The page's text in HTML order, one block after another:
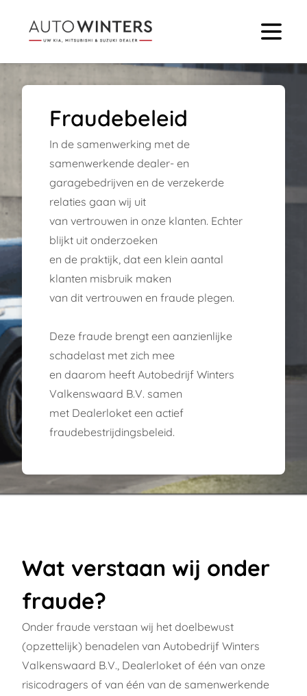
Fraudebeleid
In de samenwerking met de
samenwerkende dealer- en
garagebedrijven en de verzekerde
relaties gaan wij uit
van vertrouwen in onze klanten. Echter
blijkt uit onderzoeken
en de praktijk, dat een klein aantal
klanten misbruik maken
van dit vertrouwen en fraude plegen.
Deze fraude brengt een aanzienlijke
schadelast met zich mee
en daarom heeft Autobedrijf Winters
Valkenswaard B.V. samen
met Dealerloket een actief
fraudebestrijdingsbeleid.
Wat verstaan wij onder
fraude?
Onder fraude verstaan wij het doelbewust
(opzettelijk) benadelen van Autobedrijf Winters
Valkenswaard B.V., Dealerloket of één van onze
risicodragers of van één van de samenwerkende